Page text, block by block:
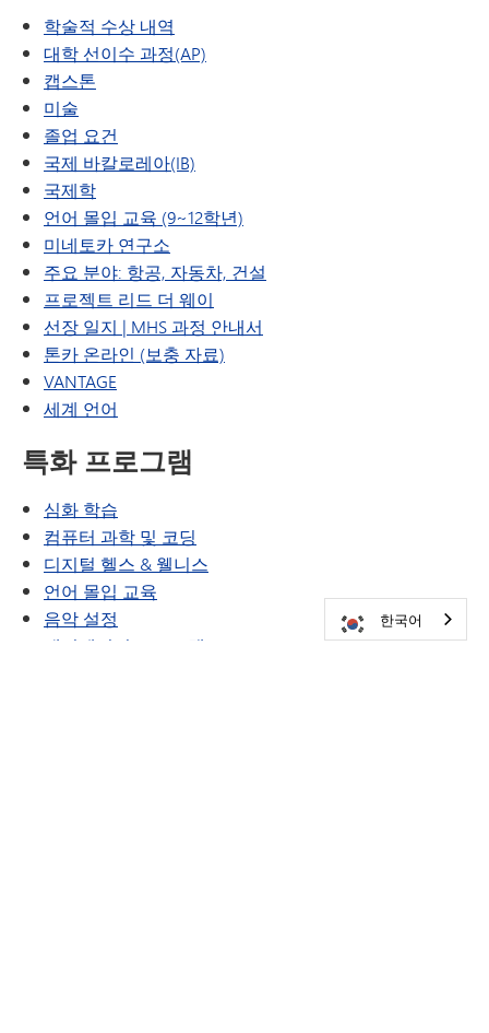
학술적 수상 내역
대학 선이수 과정(AP)
캡스톤
미술
졸업 요건
국제 바칼로레아(IB)
국제학
언어 몰입 교육 (9~12학년)
미네토카 연구소
주요 분야: 항공, 자동차, 건설
프로젝트 리드 더 웨이
선장 일지 | MHS 과정 안내서
톤카 온라인 (보충 자료)
VANTAGE
세계 언어
특화 프로그램
심화 학습
컴퓨터 과학 및 코딩
디지털 헬스 & 웰니스
언어 몰입 교육
음악 설정
네비게이터 프로그램
한국어